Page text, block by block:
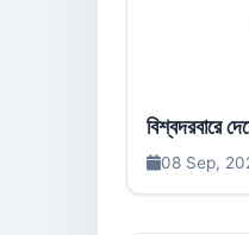
বিশ্বদরবারে
08 Sep,